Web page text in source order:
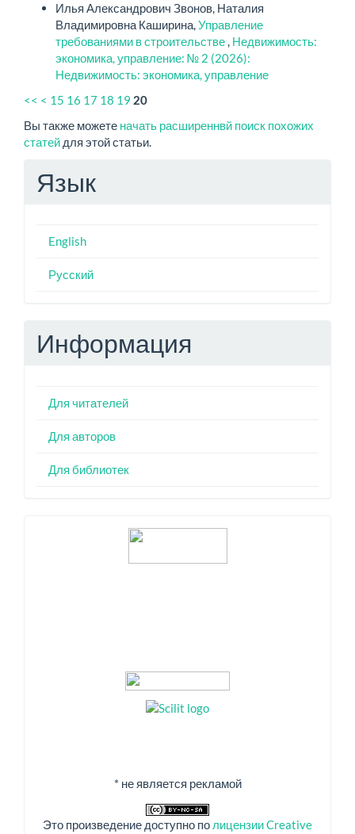
Илья Александрович Звонов, Наталия
Владимировна Каширина,Управление
требованиями в строительстве, Недвижимость:
экономика, управление: № 2 (2026):
Недвижимость: экономика, управление
<< < 15 16 17 18 19 20
Вы также можете начать расширеннвй поиск похожих
статей для этой статьи.
Язык
English
Русский
Информация
Для читателей
Для авторов
Для библиотек
Индексация
* не является рекламой
Это произведение доступно по лицензии Creative